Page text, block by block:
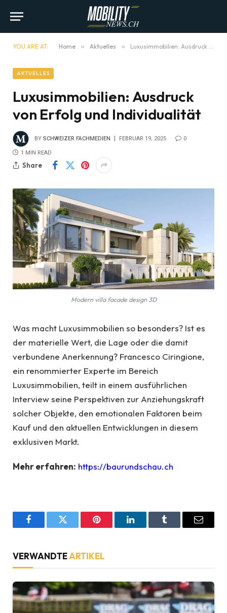
YOU ARE AT: Home » Aktuelles » Luxusimmobilien: Ausdruck von Erfolg und Individualität
AKTUELLES
Luxusimmobilien: Ausdruck
von Erfolg und Individualität
BY SCHWEIZER FACHMEDIEN FEBRUAR 19, 2025 0
1 MIN READ
Share
Modern villa facade design 3D
Was macht Luxusimmobilien so besonders? Ist es
der materielle Wert, die Lage oder die damit
verbundene Anerkennung? Francesco Ciringione,
ein renommierter Experte im Bereich
Luxusimmobilien, teilt in einem ausführlichen
Interview seine Perspektiven zur Anziehungskraft
solcher Objekte, den emotionalen Faktoren beim
Kauf und den aktuellen Entwicklungen in diesem
exklusiven Markt.
Mehr erfahren: https://baurundschau.ch
FacebookTwitter Pinterest LinkedInTumblr Email
VERWANDTEARTIKEL